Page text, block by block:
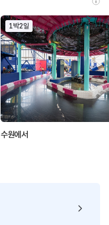
1박2일
수원에서